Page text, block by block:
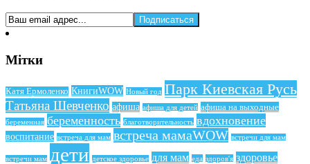
Мітки
Катя Ермоленко КнигиWOW Новый год Парк Киевская Русь
Татьяна Шевченко афиша афиша для детей афиша на выходные
беременная беременность благотворительность вдохновение
воспитание встреча для мам встреча мамаWOW встречи для мам
встречи мам дети детское здоровье для мам еда здоров'я здоровье